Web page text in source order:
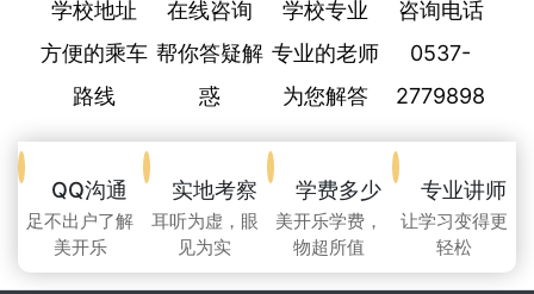
学校地址
方便的乘车
路线
在线咨询
帮你答疑解
惑
学校专业
专业的老师
为您解答
咨询电话
0537-
2779898
QQ沟通
足不出户了解
美开乐
实地考察
耳听为虚，眼
见为实
学费多少
美开乐学费，
物超所值
专业讲师
让学习变得更
轻松